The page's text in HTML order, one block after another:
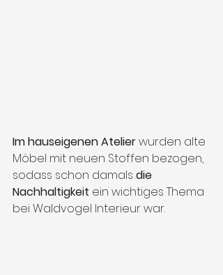
Im hauseigenen Atelier wurden alte
Möbel mit neuen Stoffen bezogen,
sodass schon damals die
Nachhaltigkeit ein wichtiges Thema
bei Waldvogel Interieur war.